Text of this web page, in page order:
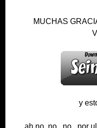
MUCHAS
y
ah no, no , no.. por